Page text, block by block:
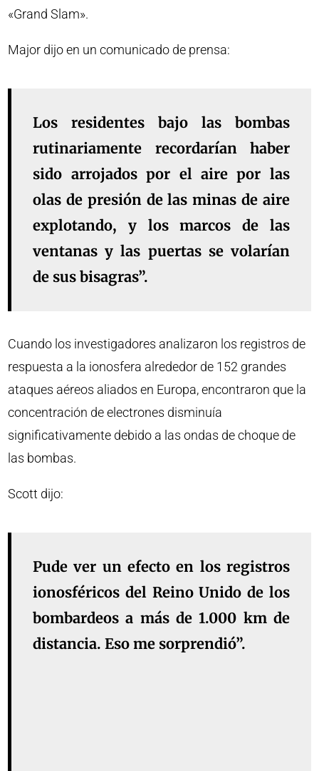
«Grand Slam».
Major dijo en un comunicado de prensa:
Los residentes bajo las bombas
rutinariamente recordarían haber
sido arrojados por el aire por las
olas de presión de las minas de aire
explotando, y los marcos de las
ventanas y las puertas se volarían
de sus bisagras”.
Cuando los investigadores analizaron los registros de
respuesta a la ionosfera alrededor de 152 grandes
ataques aéreos aliados en Europa, encontraron que la
concentración de electrones disminuía
significativamente debido a las ondas de choque de
las bombas.
Scott dijo:
Pude ver un efecto en los registros
ionosféricos del Reino Unido de los
bombardeos a más de 1.000 km de
distancia. Eso me sorprendió”.